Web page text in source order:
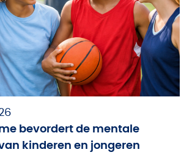
bevordert de mentale
kinderen en jongeren